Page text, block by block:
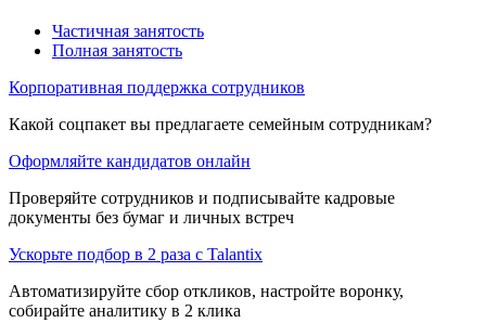
Частичная занятость
Полная занятость
Корпоративная поддержка сотрудников
Какой соцпакет вы предлагаете семейным сотрудникам?
Оформляйте кандидатов онлайн
Проверяйте сотрудников и подписывайте кадровые
документы без бумаг и личных встреч
Ускорьте подбор в 2 раза с Talantix
Автоматизируйте сбор откликов, настройте воронку,
собирайте аналитику в 2 клика